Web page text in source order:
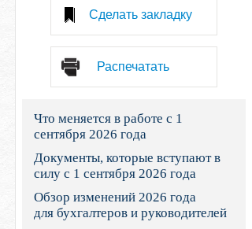
фонд России
юрисдикции
налоговая служба
социального страхования
ведомства
Сделать закладку
Распечатать
Что меняется в работе с 1
сентября 2026 года
Документы, которые вступают в
силу с 1 сентября 2026 года
Обзор изменений 2026 года
для бухгалтеров и руководителей